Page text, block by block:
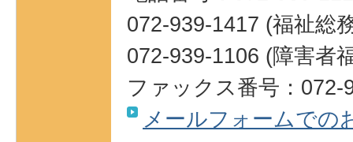
072-939-1417 (福祉総
072-939-1106 (障害者
ファックス番号：072-
メールフォームでの